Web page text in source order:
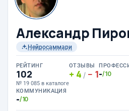
Александр
Нейросаммари
РЕЙТИНГ
102
№ 19 085 в каталоге
ОТЗЫВЫ
4 / 1-/10
КОММУНИКАЦИЯ
-/10